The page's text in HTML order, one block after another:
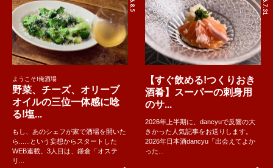
ようこそ!俺酒場
野菜、チーズ、オリーブ
オイルの三位一体感に唸
る!塩...
もし、あのシェフが家で酒場を開いた
ら......という妄想からスタートした
WEB連載。3人目は、鎌倉「オステ
リ...
【すぐ飲める!つくりおき
酒肴】スーパーの刺身用
のサ...
2026年上半期に、dancyuで反響の大
きかった人気記事をお送りします。
2026年日本酒dancyu「出会えてよか
った...